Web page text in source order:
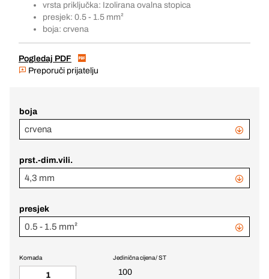
vrsta priključka: Izolirana ovalna stopica
presjek: 0.5 - 1.5 mm²
boja: crvena
Pogledaj PDF
Preporuči prijatelju
boja
crvena
prst.-dim.vili.
4,3 mm
presjek
0.5 - 1.5 mm²
Jedinična cijena / ST
100
Komada